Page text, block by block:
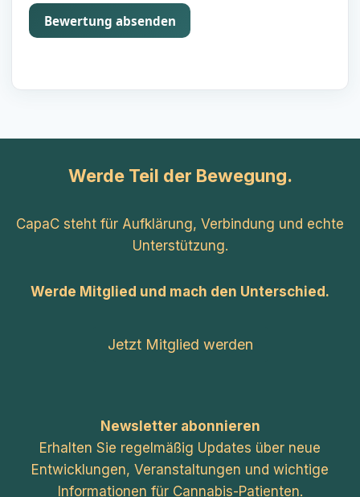
Bewertung absenden
Werde Teil der Bewegung.
CapaC steht für Aufklärung, Verbindung und echte
Unterstützung.
Werde Mitglied und mach den Unterschied.
Jetzt Mitglied werden
Newsletter abonnieren
Erhalten Sie regelmäßig Updates über neue
Entwicklungen, Veranstaltungen und wichtige
Informationen für Cannabis-Patienten.